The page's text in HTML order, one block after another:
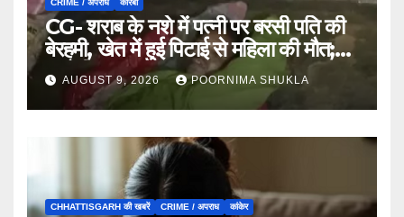
CRIME / अपराध कोरबा
CG- शराब के नशे में पत्नी पर बरसी पति की
बेरहमी, खेत में हुई पिटाई से महिला की मौत;
आरोपी फरार…
AUGUST 9, 2026 POORNIMA SHUKLA
CHHATTISGARH की खबरें CRIME / अपराध कांकेर